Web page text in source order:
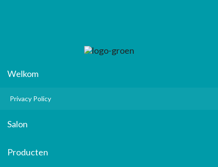
Welkom
Privacy Policy
Salon
Producten